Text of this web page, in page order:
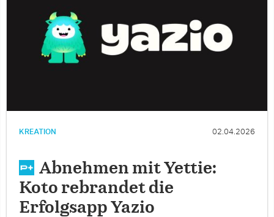
KREATION 02.04.2026
Abnehmen mit Yettie:
Koto rebrandet die
Erfolgsapp Yazio